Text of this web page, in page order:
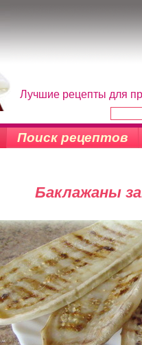
Лучшие рецепты для
Поиск рецептов
Баклажаны